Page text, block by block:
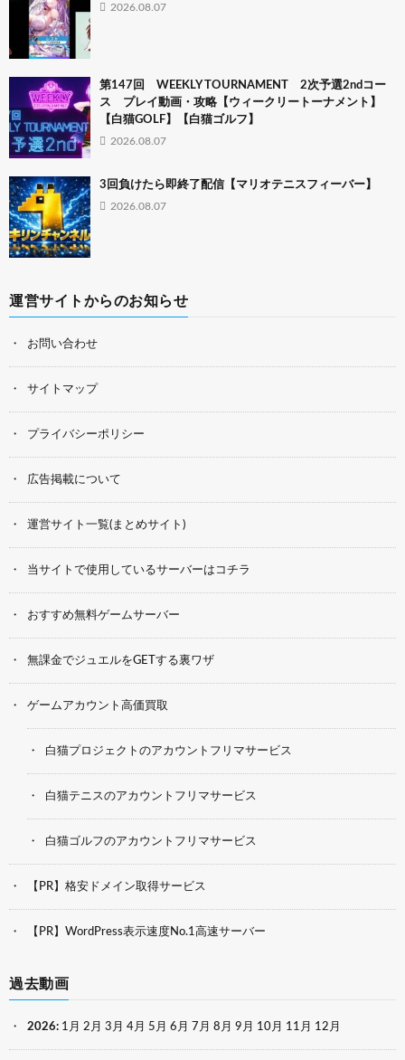
2026.08.07
第147回 WEEKLY TOURNAMENT 2次予選2ndコー
ス プレイ動画・攻略【ウィークリートーナメント】
【白猫GOLF】【白猫ゴルフ】
2026.08.07
3回負けたら即終了配信【マリオテニスフィーバー】
2026.08.07
運営サイトからのお知らせ
お問い合わせ
サイトマップ
プライバシーポリシー
広告掲載について
運営サイト一覧(まとめサイト)
当サイトで使用しているサーバーはコチラ
おすすめ無料ゲームサーバー
無課金でジュエルをGETする裏ワザ
ゲームアカウント高価買取
白猫プロジェクトのアカウントフリマサービス
白猫テニスのアカウントフリマサービス
白猫ゴルフのアカウントフリマサービス
【PR】格安ドメイン取得サービス
【PR】WordPress表示速度No.1高速サーバー
過去動画
2026: 1月 2月 3月 4月 5月 6月 7月 8月 9月 10月 11月 12月